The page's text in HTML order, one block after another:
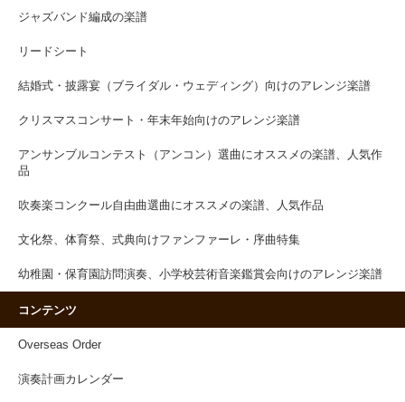
ジャズバンド編成の楽譜
リードシート
結婚式・披露宴（ブライダル・ウェディング）向けのアレンジ楽譜
クリスマスコンサート・年末年始向けのアレンジ楽譜
アンサンブルコンテスト（アンコン）選曲にオススメの楽譜、人気作
品
吹奏楽コンクール自由曲選曲にオススメの楽譜、人気作品
文化祭、体育祭、式典向けファンファーレ・序曲特集
幼稚園・保育園訪問演奏、小学校芸術音楽鑑賞会向けのアレンジ楽譜
コンテンツ
Overseas Order
演奏計画カレンダー